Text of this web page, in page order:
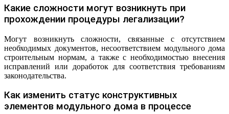
Какие сложности могут возникнуть при
прохождении процедуры легализации?
Могут возникнуть сложности, связанные с отсутствием
необходимых документов, несоответствием модульного дома
строительным нормам, а также с необходимостью внесения
исправлений или доработок для соответствия требованиям
законодательства.
Как изменить статус конструктивных
элементов модульного дома в процессе